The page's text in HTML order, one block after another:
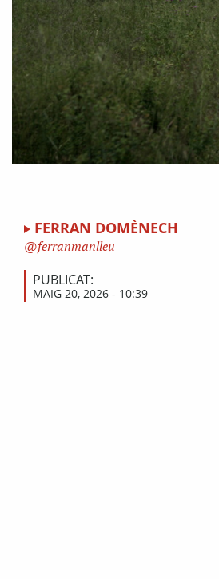
FERRAN DOMÈNECH
ferranmanlleu
PUBLICAT:
MAIG 20, 2026 - 10:39